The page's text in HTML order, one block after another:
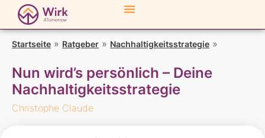
Startseite » Ratgeber » Nachhaltigkeitsstrategie »
Nun wird’s persönlich – Deine
Nachhaltigkeitsstrategie
Christophe Claude